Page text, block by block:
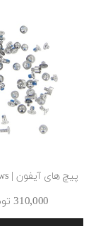
پیچ های آیفون | IPhone Screws
310٬000 ‎تومان